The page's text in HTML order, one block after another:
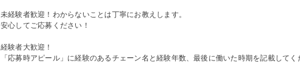
未経験者歓迎！わからないことは丁寧にお教えします。
安心してご応募ください！
経験者大歓迎！
「応募時アピール」に経験のあるチェーン名と経験年数、最後に働いた時期を記載してく